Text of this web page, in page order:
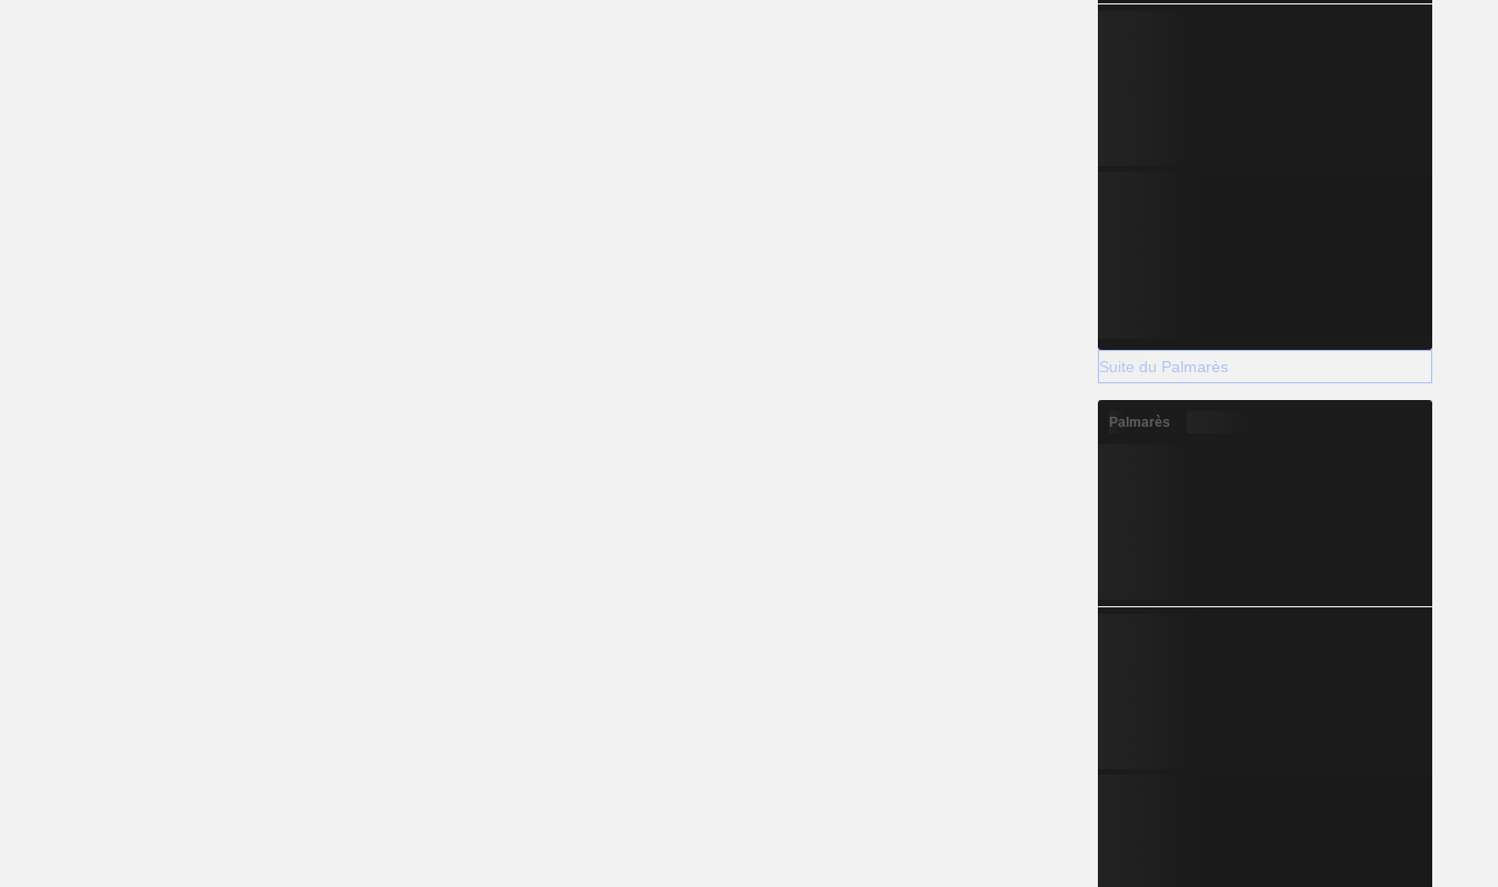
Suite du Palmarès
Palmarès